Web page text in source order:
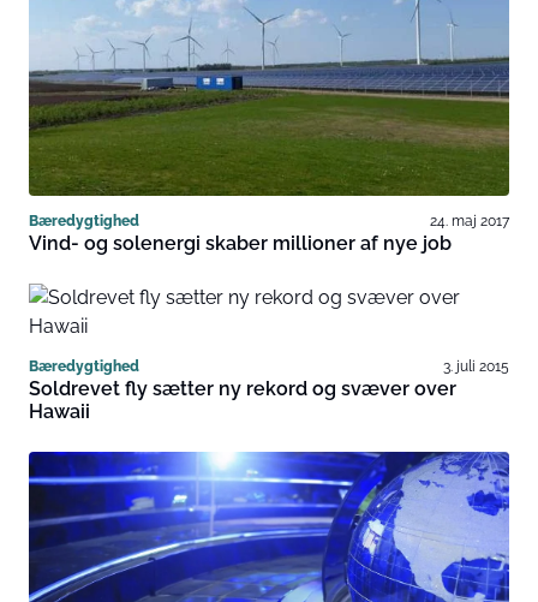
Bæredygtighed 24. maj 2017
Vind- og solenergi skaber millioner af nye job
Bæredygtighed 3. juli 2015
Soldrevet fly sætter ny rekord og svæver over
Hawaii